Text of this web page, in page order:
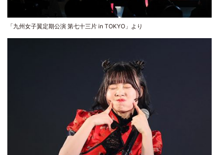
「九州女子翼定期公演 第七十三片 in TOKYO」より